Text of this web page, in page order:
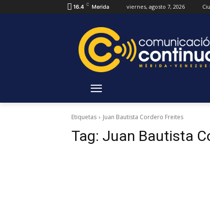
16.4 C Merida viernes, agosto 7, 2026
Etiquetas Juan Bautista Cordero Freites
Tag: Juan Bautista